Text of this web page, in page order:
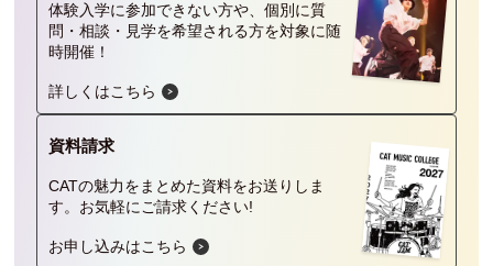
体験入学に参加できない方や、個別に質
問・相談・見学を希望される方を対象に随
時開催！
詳しくはこちら
資料請求
CATの魅力をまとめた資料をお送りしま
す。 お気軽にご請求ください!
お申し込みはこちら